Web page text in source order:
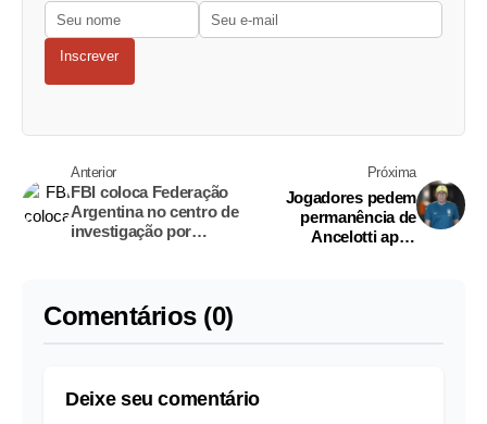
Inscrever
Anterior
FBI coloca Federação
Argentina no centro de
investigação por
Próxima
Jogadores pedem
permanência de
Ancelotti após
Comentários (0)
Deixe seu comentário